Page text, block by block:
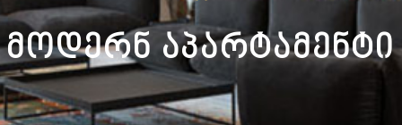
მოდერნ აპარტამენტი